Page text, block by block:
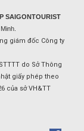
SAIGONTOURIST
giám đốc Công ty
do Sở Thông
giấy phép theo
của sở VH&TT